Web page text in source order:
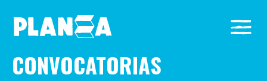
CONVOCATORIAS